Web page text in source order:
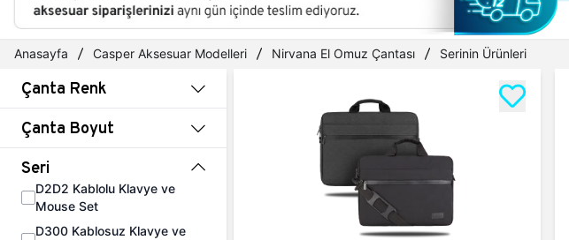
Anasayfa Casper Aksesuar Modelleri Nirvana El Omuz Çantası Serinin Ürünleri
Çanta Renk
Çanta Boyut
Seri
D2D2 Kablolu Klavye ve
Mouse Set
D300 Kablosuz Klavye ve